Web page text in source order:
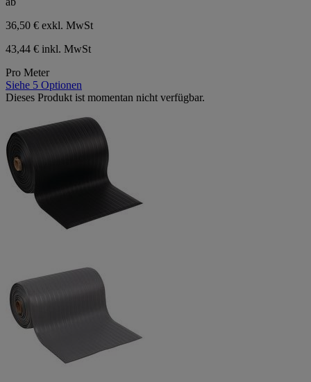
36,50 € exkl. MwSt
43,44 € inkl. MwSt
Pro Meter
Siehe 5 Optionen
Dieses Produkt ist momentan nicht verfügbar.